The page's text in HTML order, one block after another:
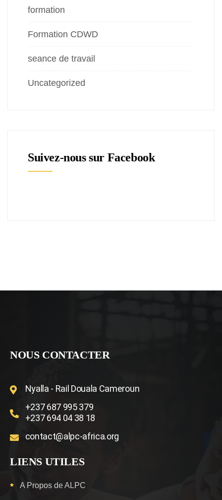
formation
Formation CDWD
seance de travail
Uncategorized
Suivez-nous sur Facebook
NOUS CONTACTER
Nyalla - Rail Douala Cameroun
+237 687 995 379
+237 694 04 38 18
contact@alpc-africa.org
LIENS UTILES
A Propos de ALPC